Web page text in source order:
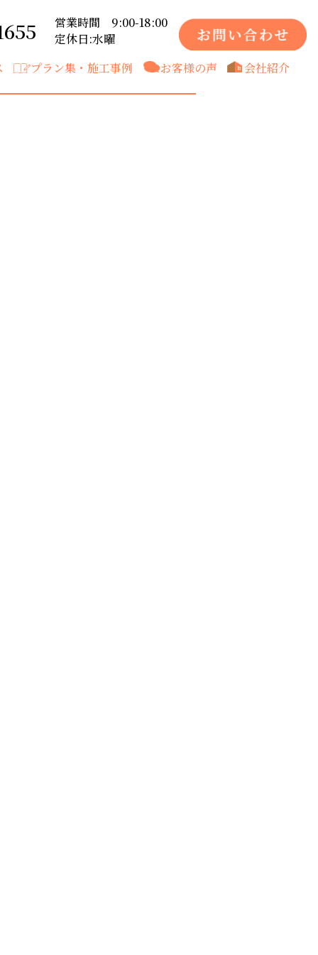
営業時間 9:00-18:00
定休日:水曜
プラン集・施工事例 お客様の声 会社紹介